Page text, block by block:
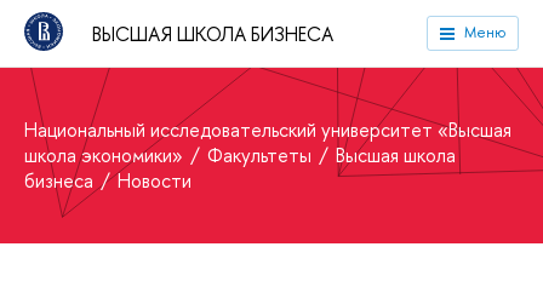
ВЫСШАЯ ШКОЛА БИЗНЕСА Меню
Национальный исследовательский университет «Высшая
школа экономики»
Факультеты
Высшая школа
бизнеса
Новости